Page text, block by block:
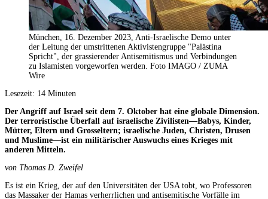
München, 16. Dezember 2023, Anti-Israelische Demo unter
der Leitung der umstrittenen Aktivistengruppe "Palästina
Spricht", der grassierender Antisemitismus und Verbindungen
zu Islamisten vorgeworfen werden. Foto IMAGO / ZUMA
Wire
Lesezeit: 14 Minuten
Der Angriff auf Israel seit dem 7. Oktober hat eine globale Dimension.
Der terroristische Überfall auf israelische Zivilisten—Babys, Kinder,
Mütter, Eltern und Grosseltern; israelische Juden, Christen, Drusen
und Muslime—ist ein militärischer Auswuchs eines Krieges mit
anderen Mitteln.
von Thomas D. Zweifel
Es ist ein Krieg, der auf den Universitäten der USA tobt, wo Professoren
das Massaker der Hamas verherrlichen und antisemitische Vorfälle im